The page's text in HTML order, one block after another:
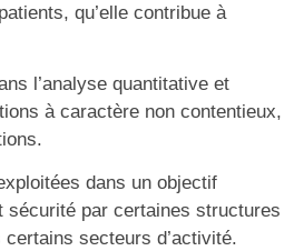
qu’elle contribue à
l’analyse quantitative et
à caractère non contentieux,
dans un objectif
sécurité par certaines structures
secteurs d’activité.